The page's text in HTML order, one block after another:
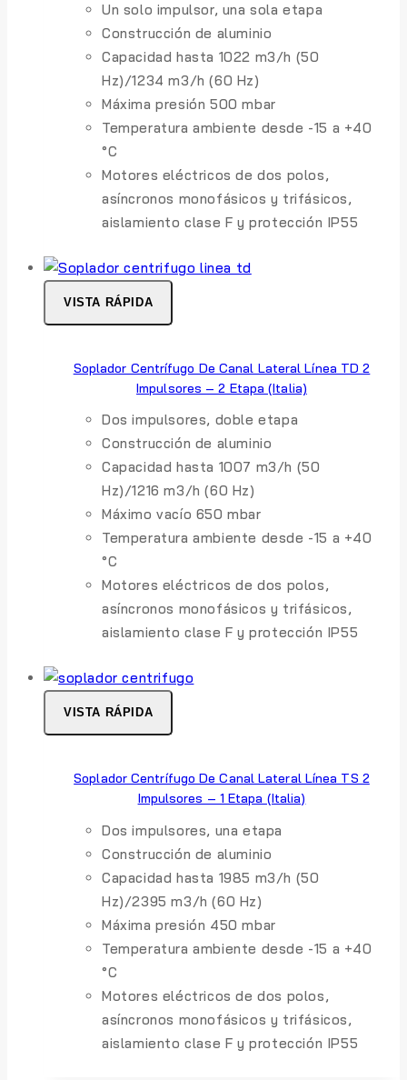
Un solo impulsor, una sola etapa
Construcción de aluminio
Capacidad hasta 1022 m3/h (50
Hz)/1234 m3/h (60 Hz)
Máxima presión 500 mbar
Temperatura ambiente desde -15 a +40
°C
Motores eléctricos de dos polos,
asíncronos monofásicos y trifásicos,
aislamiento clase F y protección IP55
VISTA RÁPIDA
Soplador Centrífugo De Canal Lateral Línea TD 2
Impulsores – 2 Etapa (Italia)
Dos impulsores, doble etapa
Construcción de aluminio
Capacidad hasta 1007 m3/h (50
Hz)/1216 m3/h (60 Hz)
Máximo vacío 650 mbar
Temperatura ambiente desde -15 a +40
°C
Motores eléctricos de dos polos,
asíncronos monofásicos y trifásicos,
aislamiento clase F y protección IP55
VISTA RÁPIDA
Soplador Centrífugo De Canal Lateral Línea TS 2
Impulsores – 1 Etapa (Italia)
Dos impulsores, una etapa
Construcción de aluminio
Capacidad hasta 1985 m3/h (50
Hz)/2395 m3/h (60 Hz)
Máxima presión 450 mbar
Temperatura ambiente desde -15 a +40
°C
Motores eléctricos de dos polos,
asíncronos monofásicos y trifásicos,
aislamiento clase F y protección IP55